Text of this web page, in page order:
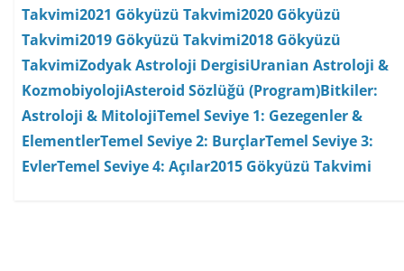
Takvimi2021 Gökyüzü Takvimi2020 Gökyüzü
Takvimi2019 Gökyüzü Takvimi2018 Gökyüzü
TakvimiZodyak Astroloji DergisiUranian Astroloji &
KozmobiyolojiAsteroid Sözlüğü (Program)Bitkiler:
Astroloji & MitolojiTemel Seviye 1: Gezegenler &
ElementlerTemel Seviye 2: BurçlarTemel Seviye 3:
EvlerTemel Seviye 4: Açılar2015 Gökyüzü Takvimi